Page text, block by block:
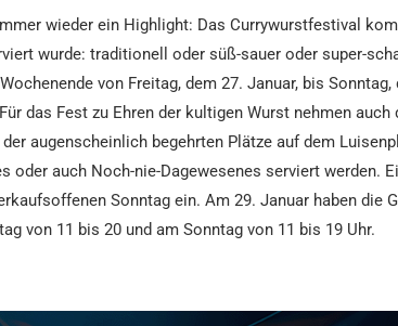
wieder ein Highlight: Das Currywurstfestival
wurde: traditionell oder süß-sauer oder super-
von Freitag, dem 27. Januar, bis
das Fest zu Ehren der kultigen Wurst nehmen auch
augenscheinlich begehrten Plätze auf dem
auch Noch-nie-Dagewesenes serviert werden.
Sonntag ein. Am 29. Januar haben die
von 11 bis 20 und am Sonntag von 11 bis 19 Uhr.